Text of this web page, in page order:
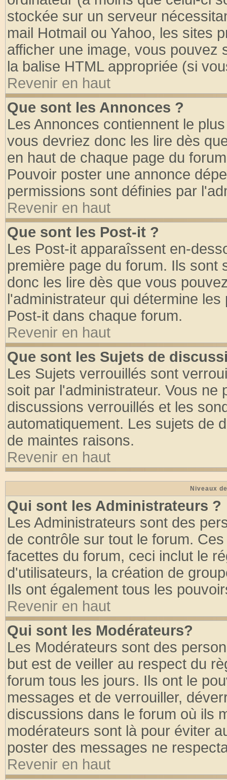
stockée sur un serveur
mail Hotmail ou Yahoo, les sites
afficher une image, vous pouvez
la balise HTML appropriée (si
Revenir en haut
Que sont les Annonces ?
Les Annonces contiennent le
vous devriez donc les lire dès
en haut de chaque page du
Pouvoir poster une annonce
permissions sont définies par
Revenir en haut
Que sont les Post-it ?
Les Post-it apparaîssent en-
première page du forum. Ils
donc les lire dès que vous
l'administrateur qui détermine
Post-it dans chaque forum.
Revenir en haut
Que sont les Sujets de
Les Sujets verrouillés sont
soit par l'administrateur. Vous
discussions verrouillés et les
automatiquement. Les sujets de
de maintes raisons.
Revenir en haut
Niveaux
Qui sont les Administrateurs ?
Les Administrateurs sont des
de contrôle sur tout le forum.
facettes du forum, ceci inclut le
d'utilisateurs, la création de
Ils ont également tous les
Revenir en haut
Qui sont les Modérateurs?
Les Modérateurs sont des
but est de veiller au respect du
forum tous les jours. Ils ont le
messages et de verrouiller,
discussions dans le forum où ils
modérateurs sont là pour éviter
poster des messages ne
Revenir en haut